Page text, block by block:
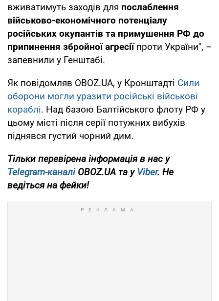
вживатимуть заходів для послаблення
військово-економічного потенціалу
російських окупантів та примушення РФ до
припинення збройної агресіїпроти України", –
запевнили у Генштабі.
Як повідомляв OBOZ.UA, у Кронштадті Сили
оборони могли уразити російські військові
кораблі. Над базою Балтійського флоту РФ у
цьому місті після серії потужних вибухів
піднявся густий чорний дим.
Тільки перевірена інформація в нас у
Telegram-каналіOBOZ.UA та уViber. Не
ведіться на фейки!